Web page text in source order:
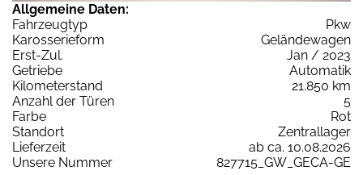
Allgemeine Daten:
Fahrzeugtyp
Pkw
Karosserieform
Geländewagen
Erst-Zul.
Jan / 2023
Getriebe
Automatik
Kilometerstand
21.850 km
Anzahl der Türen
5
Farbe
Rot
Standort
Zentrallager
Lieferzeit
ab ca. 10.08.2026
Unsere Nummer
827715_GW_GECA-GE